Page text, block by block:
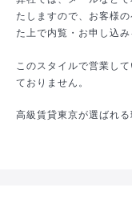
たしますので、お客様
た上で内覧・お申し込
このスタイルで営業し
ておりません。
高級賃貸東京が選ばれる